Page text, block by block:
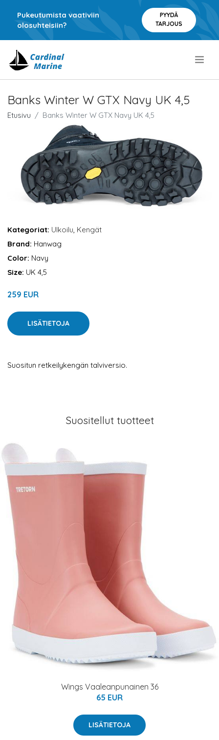
Pukeutumista vaativiin
olosuhteisiin?
PYYDÄ
TARJOUS
Banks Winter W GTX Navy UK 4,5
Etusivu Banks Winter W GTX Navy UK 4,5
Kategoriat: Ulkoilu Kengät
Brand: Hanwag
Color: Navy
Size: UK 4,5
259 EUR
LISÄTIETOJA
Suositun retkeilykengän talviversio.
Suositellut tuotteet
Wings Vaaleanpunainen 36
65 EUR
LISÄTIETOJA